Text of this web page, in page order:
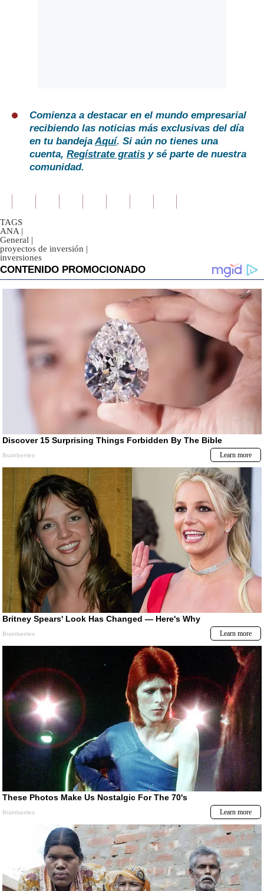
Comienza a destacar en el mundo empresarial
recibiendo las noticias más exclusivas del día
en tu bandejaAquí. Si aún no tienes una
cuenta, Regístrate gratis y sé parte de nuestra
comunidad.
TAGS
ANA |
General |
proyectos de inversión |
inversiones